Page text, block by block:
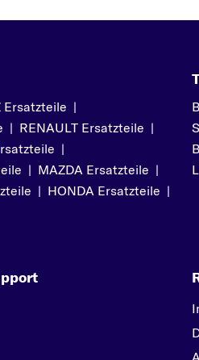
TOURNEO COURIER
TOURNEO CUSTOM
TRANSIT CONNECT
Ersatzteile |
| RENAULT Ersatzteile |
|
| MAZDA Ersatzteile |
| HONDA Ersatzteile |